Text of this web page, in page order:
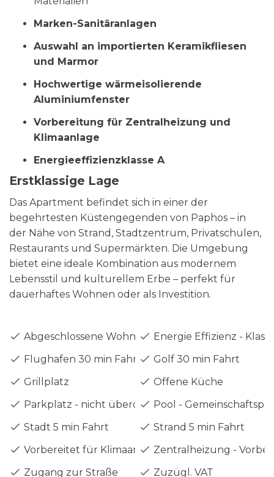
Marken-Sanitäranlagen
Auswahl an importierten Keramikfliesen
und Marmor
Hochwertige wärmeisolierende
Aluminiumfenster
Vorbereitung für Zentralheizung und
Klimaanlage
Energieeffizienzklasse A
Erstklassige Lage
Das Apartment befindet sich in einer der
begehrtesten Küstengegenden von Paphos – in
der Nähe von Strand, Stadtzentrum, Privatschulen,
Restaurants und Supermärkten. Die Umgebung
bietet eine ideale Kombination aus modernem
Lebensstil und kulturellem Erbe – perfekt für
dauerhaftes Wohnen oder als Investition.
Abgeschlossene WohnanlageEnergie Effizienz -
Flughafen 30 min Fahrt
Golf 30 min Fahrt
Grillplatz
Offene Küche
Parkplatz - nicht überdachtPool -
Stadt 5 min Fahrt
Strand 5 min Fahrt
Vorbereitet für KlimaanlageZentralheizung -
Zugang zur Straße
Zuzügl. VAT